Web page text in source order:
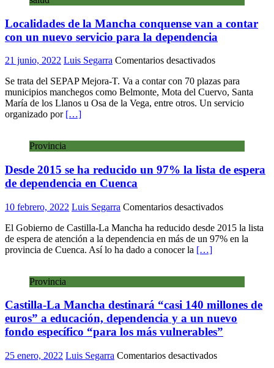
Localidades de la Mancha conquense van a contar
con un nuevo servicio para la dependencia
21 junio, 2022 Luis Segarra Comentarios desactivadosen
de
la
Mancha
un
la
dependencia
Se trata del SEPAP Mejora-T. Va a contar con 70 plazas para
municipios manchegos como Belmonte, Mota del Cuervo, Santa
María de los Llanos u Osa de la Vega, entre otros. Un servicio
organizado por […]
Provincia
Desde 2015 se ha reducido un 97% la lista de espera
de dependencia en Cuenca
10 febrero, 2022 Luis Segarra Comentarios desactivadosen
2015
se
lista
de
de
El Gobierno de Castilla-La Mancha ha reducido desde 2015 la lista
de espera de atención a la dependencia en más de un 97% en la
provincia de Cuenca. Así lo ha dado a conocer la […]
Provincia
Castilla-La Mancha destinará “casi 140 millones de
euros” a educación, dependencia y a un nuevo
fondo específico “para los más vulnerables”
25 enero, 2022 Luis Segarra Comentarios desactivadosen